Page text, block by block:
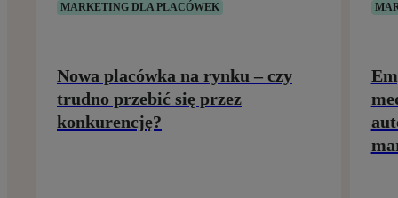
MARKETING DLA PLACÓWEK
Nowa placówka na rynku – czy
trudno przebić się przez
konkurencję?